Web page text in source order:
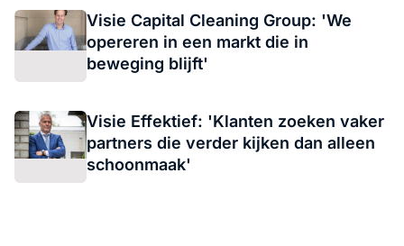
Visie Capital Cleaning Group: 'We
opereren in een markt die in
beweging blijft'
Visie Effektief: 'Klanten zoeken vaker
partners die verder kijken dan alleen
schoonmaak'